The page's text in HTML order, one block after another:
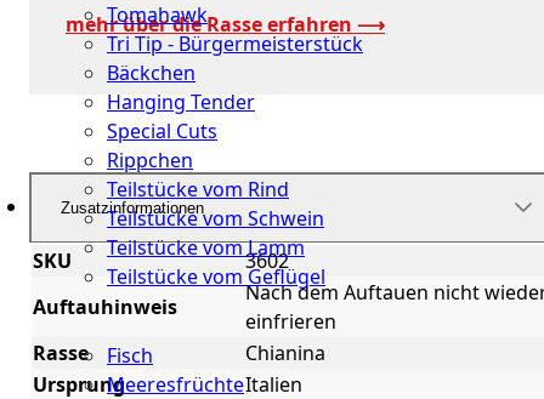
Tomahawk
Tri Tip - Bürgermeisterstück
Bäckchen
Hanging Tender
Special Cuts
Rippchen
Teilstücke vom Rind
Teilstücke vom Schwein
Teilstücke vom Lamm
Teilstücke vom Geflügel
Seafood
Fisch
Meeresfrüchte
mehr über die Rasse erfahren ⟶
Zusatzinformationen
SKU
3602
Auftauhinweis
Nach dem Auftauen nicht
einfrieren
Rasse
Chianina
Ursprung
Italien